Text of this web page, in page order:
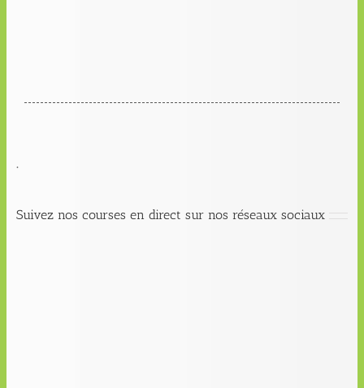
.
Suivez nos courses en direct sur nos réseaux sociaux